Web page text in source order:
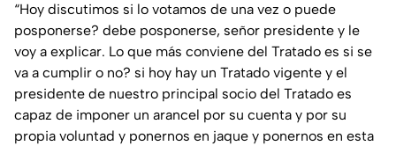
“Hoy discutimos si lo votamos de una vez o puede
posponerse? debe posponerse, señor presidente y le
voy a explicar. Lo que más conviene del Tratado es si se
va a cumplir o no? si hoy hay un Tratado vigente y el
presidente de nuestro principal socio del Tratado es
capaz de imponer un arancel por su cuenta y por su
propia voluntad y ponernos en jaque y ponernos en esta